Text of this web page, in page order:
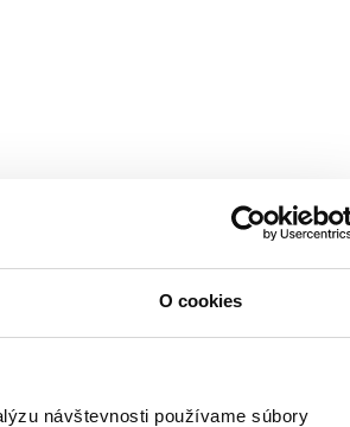
O cookies
návštevnosti používame súbory